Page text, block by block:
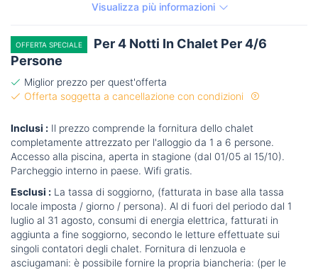
Visualizza più informazioni
OFFERTA SPECIALE
Per 4 Notti In Chalet Per 4/6
Persone
Miglior prezzo per quest'offerta
Offerta soggetta a cancellazione con condizioni
Inclusi : Il prezzo comprende la fornitura dello chalet
completamente attrezzato per l'alloggio da 1 a 6 persone.
Accesso alla piscina, aperta in stagione (dal 01/05 al 15/10).
Parcheggio interno in paese. Wifi gratis.
Esclusi : La tassa di soggiorno, (fatturata in base alla tassa
locale imposta / giorno / persona). Al di fuori del periodo dal 1
luglio al 31 agosto, consumi di energia elettrica, fatturati in
aggiunta a fine soggiorno, secondo le letture effettuate sui
singoli contatori degli chalet. Fornitura di lenzuola e
asciugamani: è possibile fornire la propria biancheria: (per le